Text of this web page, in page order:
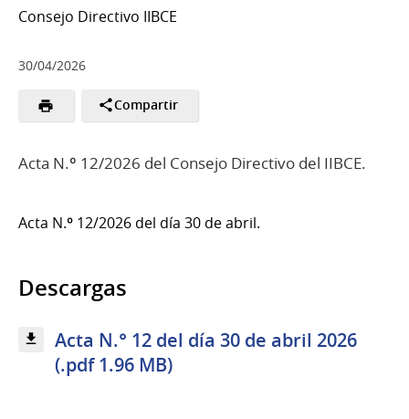
Consejo Directivo IIBCE
30/04/2026
Compartir
Acta N.º 12/2026 del Consejo Directivo del IIBCE.
Acta N.º 12/2026 del día 30 de abril.
Descargas
Acta N.° 12 del día 30 de abril 2026
(.pdf 1.96 MB)